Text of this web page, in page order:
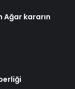
Ağar kararın